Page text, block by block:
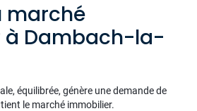
marché
à Dambach-la-
équilibrée, génère une demande de
le marché immobilier.